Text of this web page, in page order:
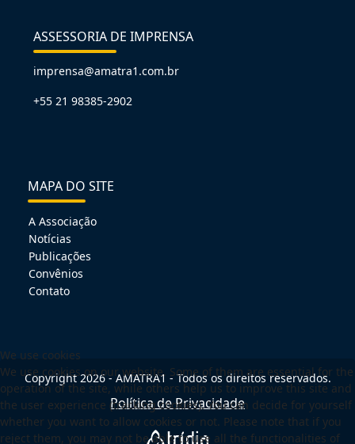
ASSESSORIA DE IMPRENSA
imprensa@amatra1.com.br
+55 21 98385-2902
MAPA DO SITE
A Associação
Notícias
Publicações
Convênios
Contato
Copyright 2026 - AMATRA1 - Todos os direitos reservados.
Política de Privacidade
We use cookies
We use cookies on our website. Some of them are essential for the
operation of the site, while others help us to improve this site and
the user experience (tracking cookies). You can decide for yourself
whether you want to allow cookies or not. Please note that if you
reject them, you may not be able to use all the functionalities of